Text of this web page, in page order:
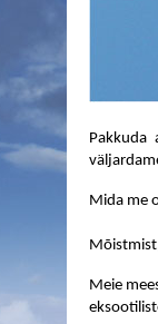
Pakkuda
Mida me
Meie